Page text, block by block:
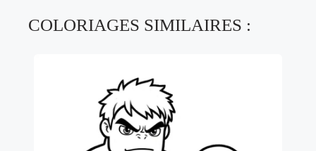
COLORIAGES SIMILAIRES :